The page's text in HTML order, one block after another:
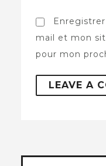
mail et mon
pour mon